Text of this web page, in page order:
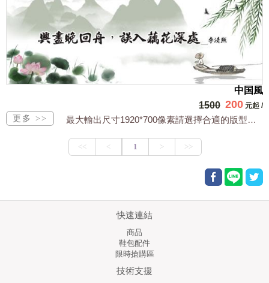
中国風
1500 200 元起 /
最大輸出尺寸1920*700像素請選擇合適的版型，文字或相關商品圖須由買方提供文...
快速連結
商品
鞋包配件
限時搶購區
技術支援